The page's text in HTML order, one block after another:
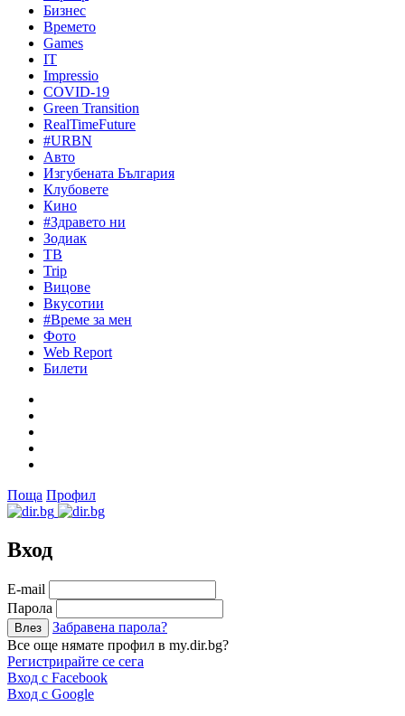
Бизнес
Времето
Games
IT
Impressio
COVID-19
Green Transition
RealTimeFuture
#URBN
Авто
Изгубената България
Клубовете
Кино
#Здравето ни
Зодиак
ТВ
Trip
Вицове
Вкусотии
#Време за мен
Фото
Web Report
Билети
Поща Профил
Вход
Е-mail
Парола
Забравена парола?
Все още нямате профил в my.dir.bg?
Регистрирайте се сега
Вход с Facebook
Вход с Google